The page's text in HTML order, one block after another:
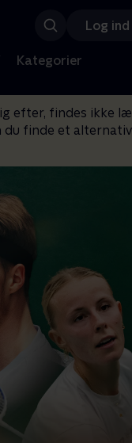
Log ind
Kategorier
efter, findes ikke
du finde et